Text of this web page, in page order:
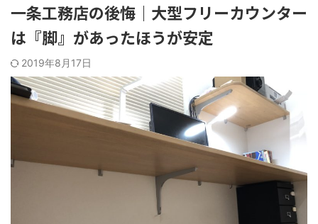
一条工務店の後悔｜大型フリーカウンター
は『脚』があったほうが安定
2019年8月17日